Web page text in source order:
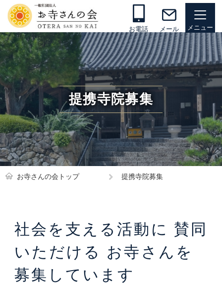
お電話 メール
提携寺院募集
お寺さんの会トップ 提携寺院募集
社会を支える活動に 賛同
いただける お寺さんを
募集しています